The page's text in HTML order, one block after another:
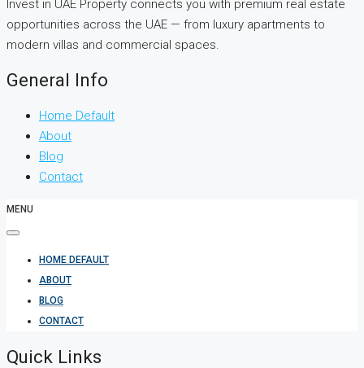
Invest in UAE Property connects you with premium real estate
opportunities across the UAE — from luxury apartments to
modern villas and commercial spaces.
General Info
Home Default
About
Blog
Contact
MENU
HOME DEFAULT
ABOUT
BLOG
CONTACT
Quick Links